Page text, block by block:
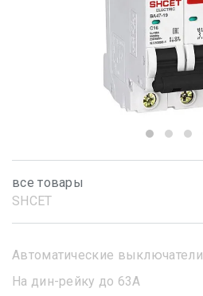
все товары
SHСET
Автоматические выключатели
На дин-рейку до 63А